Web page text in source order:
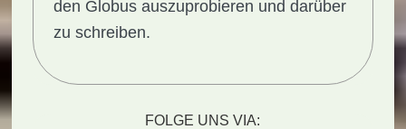
den Globus auszuprobieren und darüber
zu schreiben.
FOLGE UNS VIA: